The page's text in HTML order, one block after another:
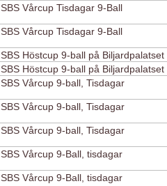
SBS Vårcup Tisdagar 9-Ball
SBS Vårcup Tisdagar 9-Ball
SBS Höstcup 9-ball på Biljardpalatset
SBS Höstcup 9-ball på Biljardpalatset
SBS Vårcup 9-ball, Tisdagar
SBS Vårcup 9-ball, Tisdagar
SBS Vårcup 9-ball, Tisdagar
SBS Vårcup 9-Ball, tisdagar
SBS Vårcup 9-Ball, tisdagar